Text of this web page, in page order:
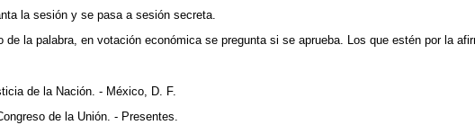
la sesión y se pasa a sesión secreta.
la palabra, en votación económica se pregunta si se aprueba. Los que estén por la
de la Nación. - México, D. F.
de la Unión. - Presentes.